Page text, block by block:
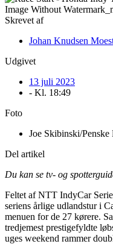
Skrevet af
Johan Knudsen
Udgivet
13 juli 2023
- Kl. 18:49
Foto
Joe Skibinski/Penske
Del artikel
Du kan se tv- og
Feltet af NTT IndyCar
seriens årlige udlandstur i
menuen for de 27 kørere.
tredjemest prestigefyldte
uges weekend rammer